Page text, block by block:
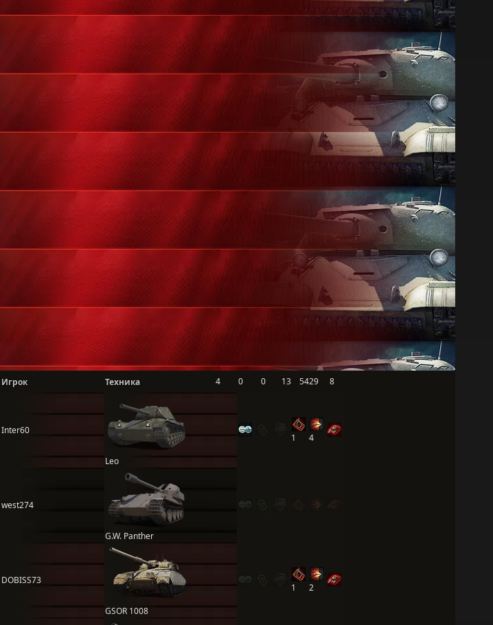
Игрок Техника 4 0 0 13 5429 8
Inter60
Leo
1 4
west274
G.W. Panther
DOBISS73
GSOR 1008
1 2